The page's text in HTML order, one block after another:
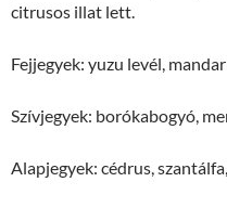
citrusos illat lett.
Fejjegyek: yuzu levél,
Szívjegyek: borókabogyó,
Alapjegyek: cédrus,